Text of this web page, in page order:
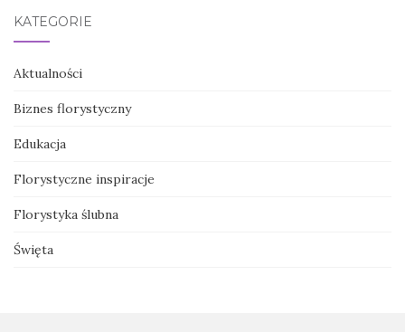
KATEGORIE
Aktualności
Biznes florystyczny
Edukacja
Florystyczne inspiracje
Florystyka ślubna
Święta